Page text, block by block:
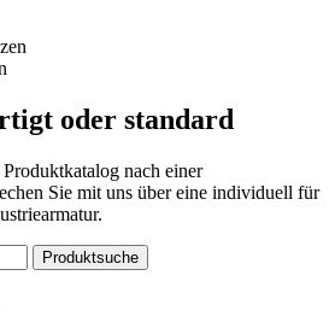
oder standard
nach einer
Sie mit uns über eine individuell für
Produktsuche